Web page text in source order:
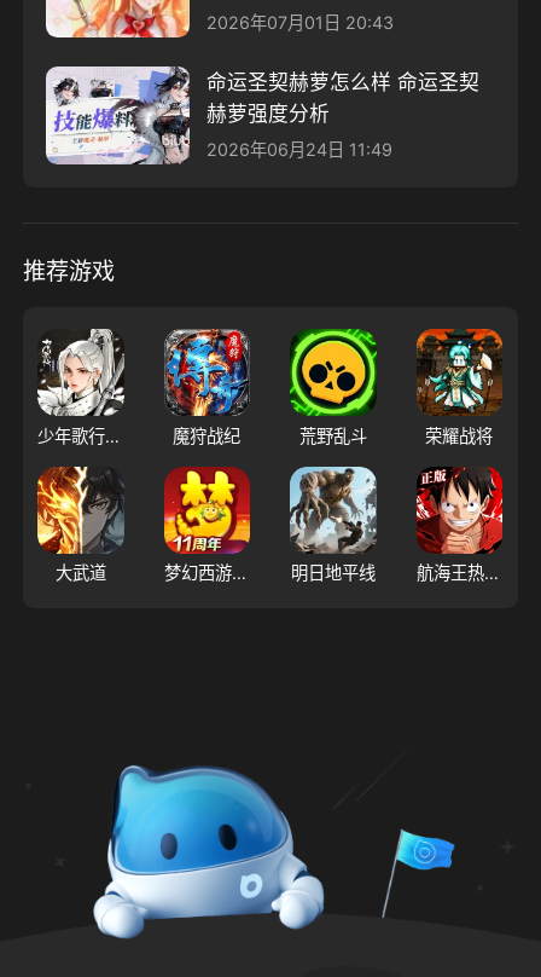
2026年07月01日 20:43
命运圣契赫萝怎么样 命运圣契
赫萝强度分析
2026年06月24日 11:49
推荐游戏
少年歌行：风花雪月 魔狩战纪 荒野乱斗 荣耀战将
大武道 梦幻西游（大陆服） 明日地平线 航海王热血航线